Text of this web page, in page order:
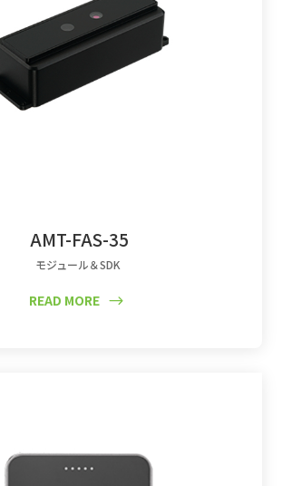
AMT-FAS-35
モジュール＆SDK
READ MORE $